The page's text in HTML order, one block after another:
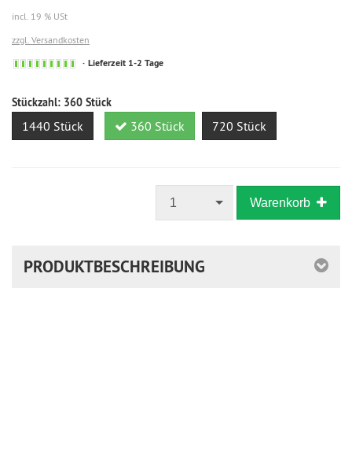
incl. 19 % USt
zzgl. Versandkosten
Sofort
Stückzahl
Lieferzeit 1-2 Tage
Stückzahl: 360 Stück
1440 Stück 360 Stück 720 Stück
1 Warenkorb
PRODUKTBESCHREIBUNG